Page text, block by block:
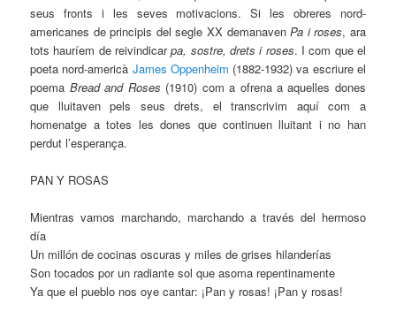
seus fronts i les seves motivacions. Si les obreres nord-
americanes de principis del segle XX demanavenPa i roses, ara
tots hauríem de reivindicarpa, sostre, drets i roses. I com que el
poeta nord-americà James Oppenheim (1882-1932) va escriure el
poema Bread and Roses (1910) com a ofrena a aquelles dones
que lluitaven pels seus drets, el transcrivim aquí com a
homenatge a totes les dones que continuen lluitant i no han
perdut l’esperança.
PAN Y ROSAS
Mientras vamos marchando, marchando a través del hermoso
día
Un millón de cocinas oscuras y miles de grises hilanderías
Son tocados por un radiante sol que asoma repentinamente
Ya que el pueblo nos oye cantar: ¡Pan y rosas! ¡Pan y rosas!